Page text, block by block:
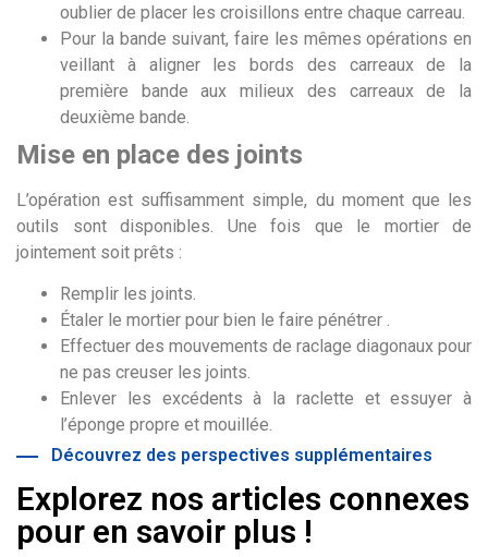
oublier de placer les croisillons entre chaque carreau.
Pour la bande suivant, faire les mêmes opérations en
veillant à aligner les bords des carreaux de la
première bande aux milieux des carreaux de la
deuxième bande.
Mise en place des joints
L’opération est suffisamment simple, du moment que les
outils sont disponibles. Une fois que le mortier de
jointement soit prêts :
Remplir les joints.
Étaler le mortier pour bien le faire pénétrer .
Effectuer des mouvements de raclage diagonaux pour
ne pas creuser les joints.
Enlever les excédents à la raclette et essuyer à
l’éponge propre et mouillée.
Découvrez des perspectives supplémentaires
Explorez nos articles connexes
pour en savoir plus !